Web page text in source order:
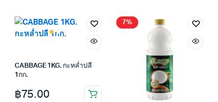
CABBAGE 1KG. กะหล่ำปลี
1กก.
฿75.00
7%